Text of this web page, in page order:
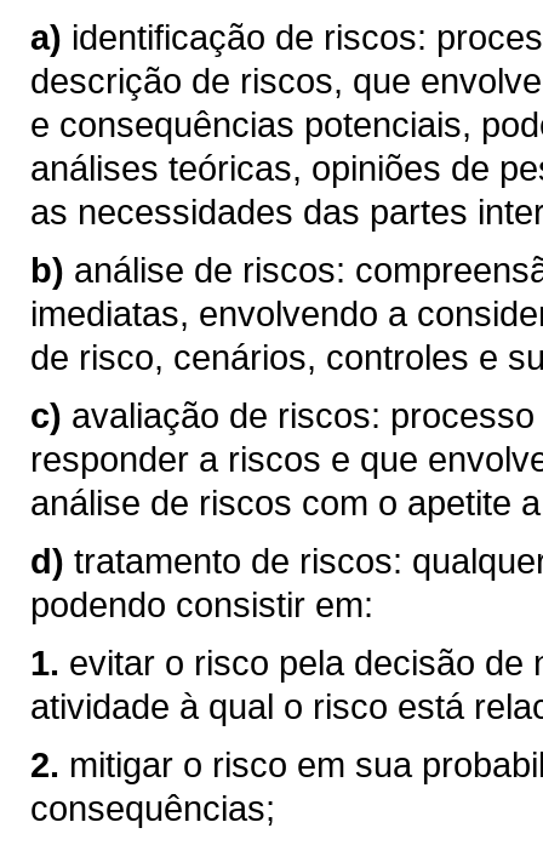
a) identificação de riscos:
descrição de riscos, que
e consequências potenciais,
análises teóricas, opiniões de
as necessidades das partes
b) análise de riscos:
imediatas, envolvendo a
de risco, cenários, controles e
c) avaliação de riscos:
responder a riscos e que
análise de riscos com o apetite
d) tratamento de riscos:
podendo consistir em:
1. evitar o risco pela decisão de
atividade à qual o risco está
2. mitigar o risco em sua
consequências;